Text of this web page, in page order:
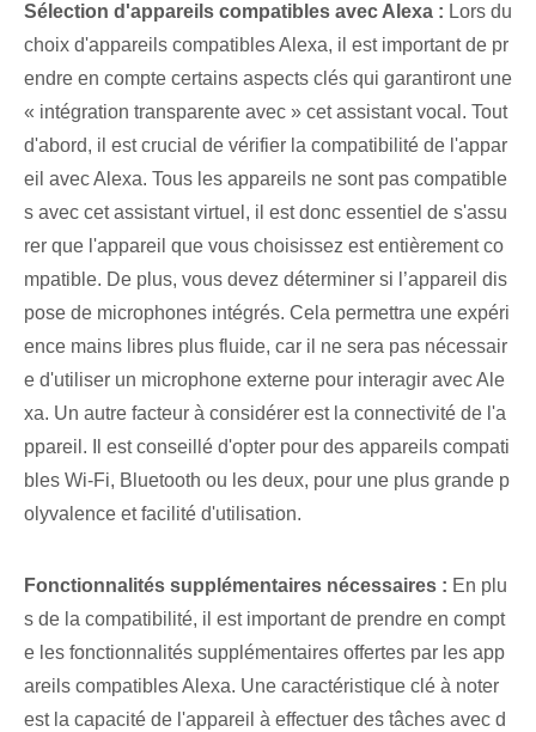
Sélection d'appareils compatibles avec ⁤Alexa : Lors du
choix d'appareils compatibles Alexa, il est important de pr
endre en compte certains aspects clés qui garantiront une
« intégration transparente avec » cet assistant vocal. Tout
d'abord, il est crucial de vérifier la compatibilité de l'appar
eil avec Alexa. Tous les appareils ne sont pas compatible
s avec cet assistant virtuel, il est donc essentiel de s'assu
rer que l'appareil que vous choisissez est entièrement co
mpatible. De plus, vous devez déterminer si l’appareil dis
pose de microphones intégrés. ⁤Cela permettra une expéri
ence mains libres plus fluide‌, car il ne sera pas nécessair
e d'utiliser un microphone externe pour interagir avec Ale
xa. Un autre facteur à considérer est la connectivité de l'a
ppareil. Il est conseillé d'opter pour des appareils compati
bles Wi-Fi, Bluetooth ou les deux, pour une plus grande p
olyvalence et facilité d'utilisation.
Fonctionnalités supplémentaires nécessaires : En plu
s de la compatibilité, il est important de prendre en compt
e les fonctionnalités supplémentaires offertes par les app
areils compatibles Alexa. Une caractéristique clé à noter
est la capacité de l'appareil à effectuer des tâches avec d